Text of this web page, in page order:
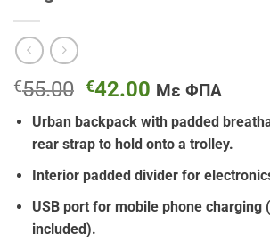
€55.00 Original
price
was:
€55.00.
€42.00 Η
τρέχουσα
τιμή
είναι:
€42.00.
Με ΦΠΑ
Urban backpack with padded
rear strap to hold onto a trolley.
Interior padded divider for
USB port for mobile phone charging
included).